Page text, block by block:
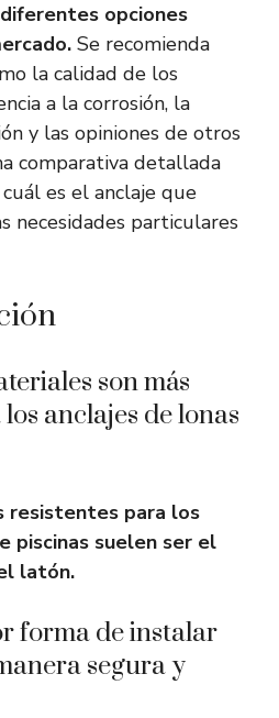
opciones
Se recomienda
la calidad de los
a la corrosión, la
y las opiniones de otros
comparativa detallada
es el anclaje que
necesidades particulares
son más
anclajes de lonas
resistentes para los
piscinas suelen ser el
latón.
forma de instalar
segura y